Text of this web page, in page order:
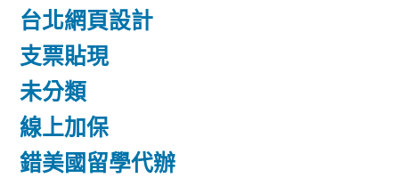
台北網頁設計
支票貼現
未分類
線上加保
錯美國留學代辦